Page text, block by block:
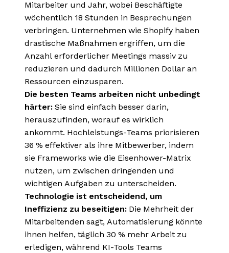
Mitarbeiter und Jahr, wobei Beschäftigte
wöchentlich 18 Stunden in Besprechungen
verbringen. Unternehmen wie Shopify haben
drastische Maßnahmen ergriffen, um die
Anzahl erforderlicher Meetings massiv zu
reduzieren und dadurch Millionen Dollar an
Ressourcen einzusparen.
Die besten Teams arbeiten nicht unbedingt
härter: Sie sind einfach besser darin,
herauszufinden, worauf es wirklich
ankommt. Hochleistungs-Teams priorisieren
36 % effektiver als ihre Mitbewerber, indem
sie Frameworks wie die Eisenhower-Matrix
nutzen, um zwischen dringenden und
wichtigen Aufgaben zu unterscheiden.
Technologie ist entscheidend, um
Ineffizienz zu beseitigen: Die Mehrheit der
Mitarbeitenden sagt, Automatisierung könnte
ihnen helfen, täglich 30 % mehr Arbeit zu
erledigen, während KI-Tools Teams